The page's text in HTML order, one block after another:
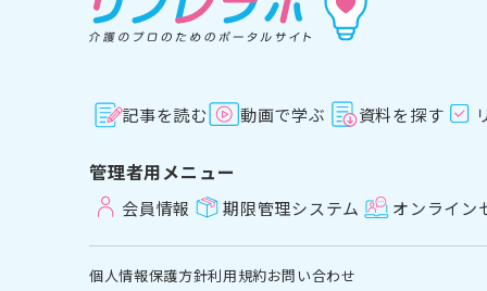
記事を読む 動画で学ぶ 資料を探す
管理者用メニュー
会員情報 期限管理システム オンライン
個人情報保護方針利用規約お問い合わせ